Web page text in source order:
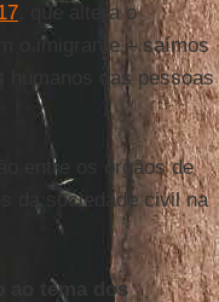
, que altera o
o imigrante – saímos
humanos das pessoas
entre os órgãos de
da sociedade civil na
ao tema dos